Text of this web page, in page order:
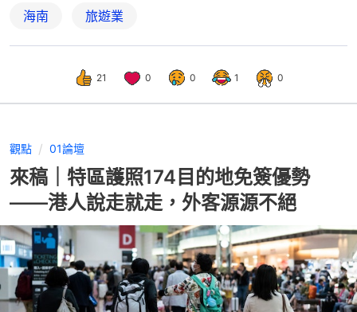
海南 旅遊業
21 0 0 1 0
觀點 01論壇
來稿｜特區護照174目的地免簽優勢
——港人說走就走，外客源源不絕